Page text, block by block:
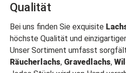
Qualität
Bei uns finden Sie exquisite
höchste Qualität und
Unser Sortiment umfasst
Räucherlachs, Gravedlachs,